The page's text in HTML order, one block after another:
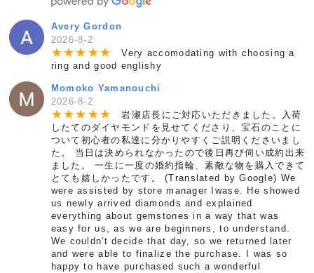
Avery Gordon
2026-8-2
★★★ ★★
Very accomodating with choosing a
ring and good englishy
Momoko Yamanouchi
2026-8-2
★★★ ★★
岩瀬店長にご対応いただきました。入荷
したてのダイヤモンドを見せてくださり、宝石のことに
ついて初心者の私達に分かりやすくご説明くださいまし
た。 当日は決められなかったので後日再び伺い成約出来
ました。 一生に一度の婚約指輪、素敵な物を購入できて
とても嬉しかったです。 (Translated by Google) We
were assisted by store manager Iwase. He showed
us newly arrived diamonds and explained
everything about gemstones in a way that was
easy for us, as we are beginners, to understand.
We couldn't decide that day, so we returned later
and were able to finalize the purchase. I was so
happy to have purchased such a wonderful